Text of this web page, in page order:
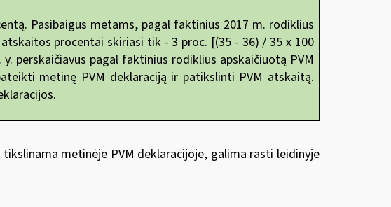
Pasibaigus metams, pagal faktinius 2017 m. rodiklius
procentai skiriasi tik - 3 proc. [(35 - 36) / 35 x 100
perskaičiavus pagal faktinius rodiklius apskaičiuotą PVM
metinę PVM deklaraciją ir patikslinti PVM atskaitą.
metinėje PVM deklaracijoje, galima rasti leidinyje